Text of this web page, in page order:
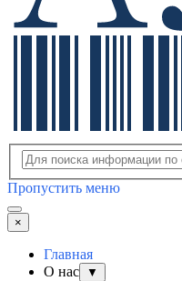
Пропустить меню
×
Главная
О нас
▼